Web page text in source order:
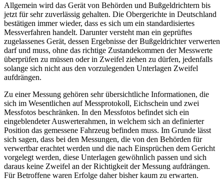
Allgemein wird das Gerät von Behörden und Bußgeldrichtern bis
jetzt für sehr zuverlässig gehalten. Die Obergerichte in Deutschland
bestätigen immer wieder, dass es sich um ein standardisiertes
Messverfahren handelt. Darunter versteht man ein geprüftes
zugelassenes Gerät, dessen Ergebnisse der Bußgeldrichter verwerten
darf und muss, ohne das richtige Zustandekommen der Messwerte
überprüfen zu müssen oder in Zweifel ziehen zu dürfen, jedenfalls
solange sich nicht aus den vorzulegenden Unterlagen Zweifel
aufdrängen.
Zu einer Messung gehören sehr übersichtliche Informationen, die
sich im Wesentlichen auf Messprotokoll, Eichschein und zwei
Messfotos beschränken. In den Messfotos befindet sich ein
eingeblendeter Auswerterahmen, in welchem sich an definierter
Position das gemessene Fahrzeug befinden muss. Im Grunde lässt
sich sagen, dass bei den Messungen, die von den Behörden für
verwertbar erachtet werden und die nach Einsprüchen dem Gericht
vorgelegt werden, diese Unterlagen gewöhnlich passen und sich
daraus keine Zweifel an der Richtigkeit der Messung aufdrängen.
Für Betroffene waren Erfolge daher bisher kaum zu erwarten.